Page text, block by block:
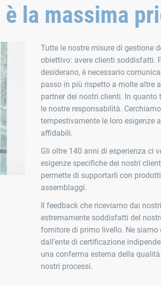
di formazione regolari su argomenti
impiega diversi processi interconnessi cheUna
la massima
Tutte le nostre misure di gestione
obiettivo: avere clienti soddisfatti.
desiderano, è necessario
passo in più rispetto a molte altre
partner dei nostri clienti. In
le nostre responsabilità.
tempestivamente le loro esigenze
affidabili.
Gli oltre 140 anni di esperienza ci
esigenze specifiche dei nostri
permette di supportarli con
assemblaggi.
Il feedback che riceviamo dai
estremamente soddisfatti del
fornitore di primo livello. Ne siamo
dall’ente di certificazione
una conferma esterna della
nostri processi.